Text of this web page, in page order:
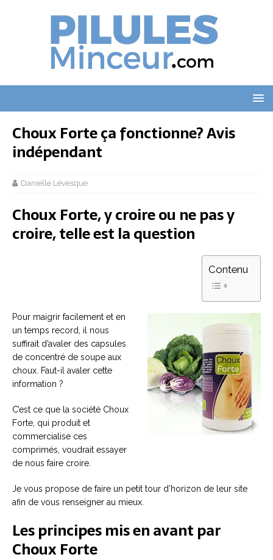
Choux Forte ça fonctionne? Avis
indépendant
Danielle Lévesque
Choux Forte, y croire ou ne pas y
croire, telle est la question
Contenu
Pour maigrir facilement et en
un temps record, il nous
suffirait d’avaler des capsules
de concentré de soupe aux
choux. Faut-il avaler cette
information ?
C’est ce que la société Choux
Forte, qui produit et
commercialise ces
comprimés, voudrait essayer
de nous faire croire.
Je vous propose de faire un petit tour d’horizon de leur site
afin de vous renseigner au mieux.
Les principes mis en avant par
Choux Forte